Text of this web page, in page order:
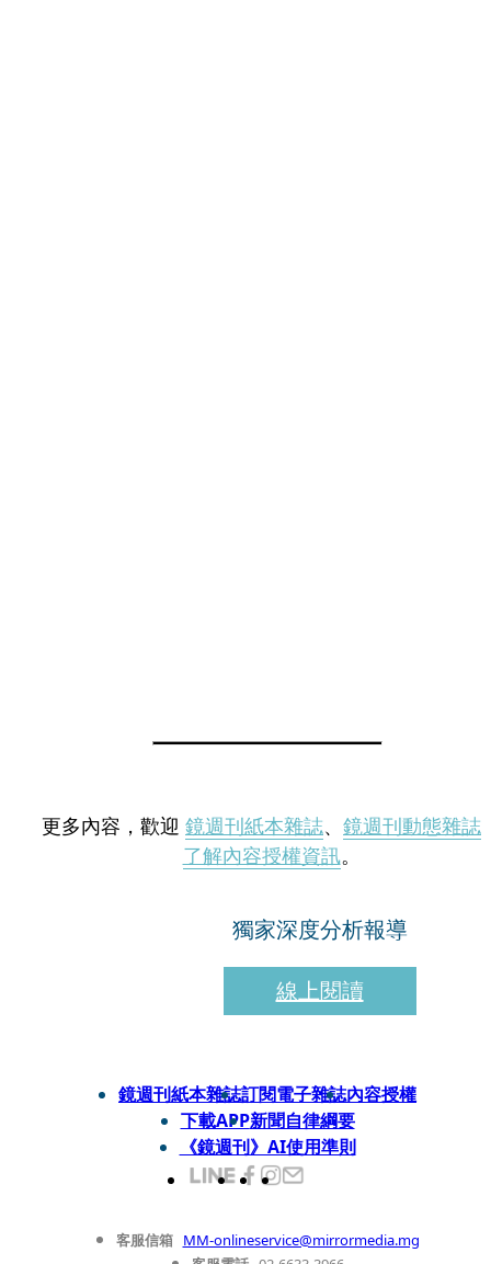
更多內容，歡迎 鏡週刊紙本雜誌、 鏡週刊動態雜誌
了解內容授權資訊。
獨家深度分析報導
線上閱讀
鏡週刊紙本雜誌訂閱電子雜誌內容授權
下載APP新聞自律綱要
《鏡週刊》AI使用準則
客服信箱 MM-onlineservice@mirrormedia.mg